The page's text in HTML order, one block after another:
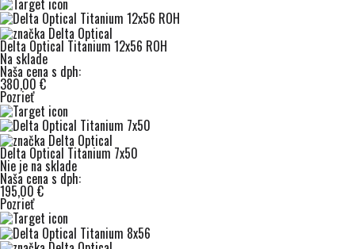
Delta Optical Titanium 12x56 ROH
Na sklade
Naša cena s dph:
380,00 €
Pozrieť
Delta Optical Titanium 7x50
Nie je na sklade
Naša cena s dph:
195,00 €
Pozrieť